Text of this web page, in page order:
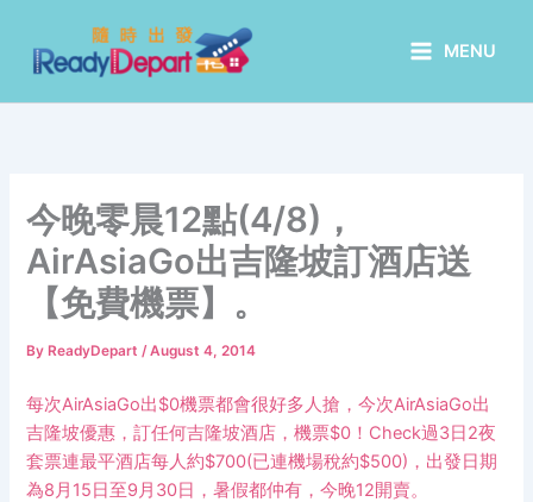
content
MENU
今晚零晨12點(4/8)，
AirAsiaGo出吉隆坡訂酒店送
【免費機票】。
By ReadyDepart/August 4, 2014
每次AirAsiaGo出$0機票都會很好多人搶，今次AirAsiaGo出
吉隆坡優惠，訂任何吉隆坡酒店，機票$0！Check過3日2夜
套票連最平酒店每人約$700(已連機場稅約$500)，出發日期
為8月15日至9月30日，暑假都仲有，今晚12開賣。